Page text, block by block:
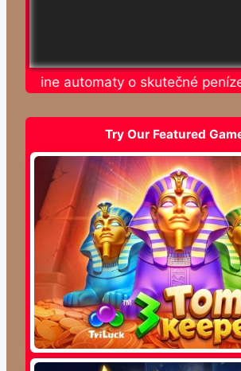
online automaty o skutečné peníze.
Try Our Featured